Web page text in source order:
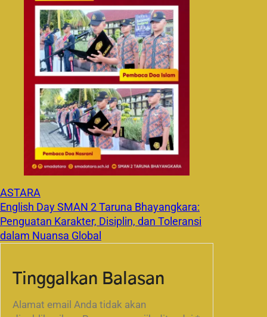
ASTARA
English Day SMAN 2 Taruna Bhayangkara:
Penguatan Karakter, Disiplin, dan Toleransi
dalam Nuansa Global
Tinggalkan Balasan
Alamat email Anda tidak akan